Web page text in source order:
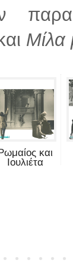
Μίλα
και
Ιουλιέτα